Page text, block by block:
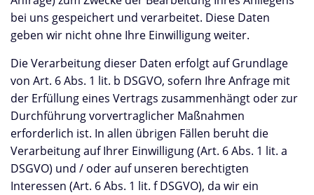
bei uns gespeichert und verarbeitet. Diese Daten
geben wir nicht ohne Ihre Einwilligung weiter.
Die Verarbeitung dieser Daten erfolgt auf Grundlage
von Art. 6 Abs. 1 lit. b DSGVO, sofern Ihre Anfrage mit
der Erfüllung eines Vertrags zusammenhängt oder zur
Durchführung vorvertraglicher Maßnahmen
erforderlich ist. In allen übrigen Fällen beruht die
Verarbeitung auf Ihrer Einwilligung (Art. 6 Abs. 1 lit. a
DSGVO) und / oder auf unseren berechtigten
Interessen (Art. 6 Abs. 1 lit. f DSGVO), da wir ein